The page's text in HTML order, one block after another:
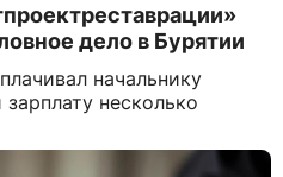
дело в Бурятии
начальнику
несколько